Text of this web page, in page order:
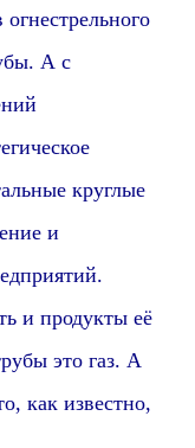
А с
круглые
и
и продукты её
это газ. А
как известно,